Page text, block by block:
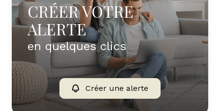
CRÉER VOTRE
ALERTE
en quelques clics
Créer une alerte